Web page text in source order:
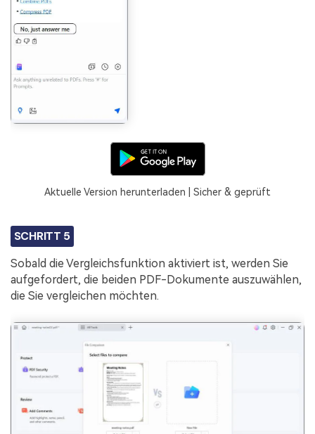
Aktuelle Version herunterladen | Sicher & geprüft
SCHRITT 5
Sobald die Vergleichsfunktion aktiviert ist, werden Sie
aufgefordert, die beiden PDF-Dokumente auszuwählen,
die Sie vergleichen möchten.